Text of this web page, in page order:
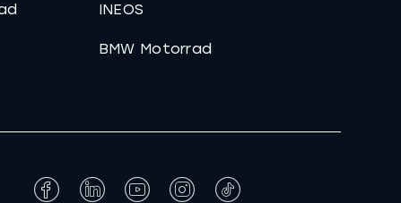
INEOS
BMW Motorrad
FacebookLinkedInYouTubeInstagram